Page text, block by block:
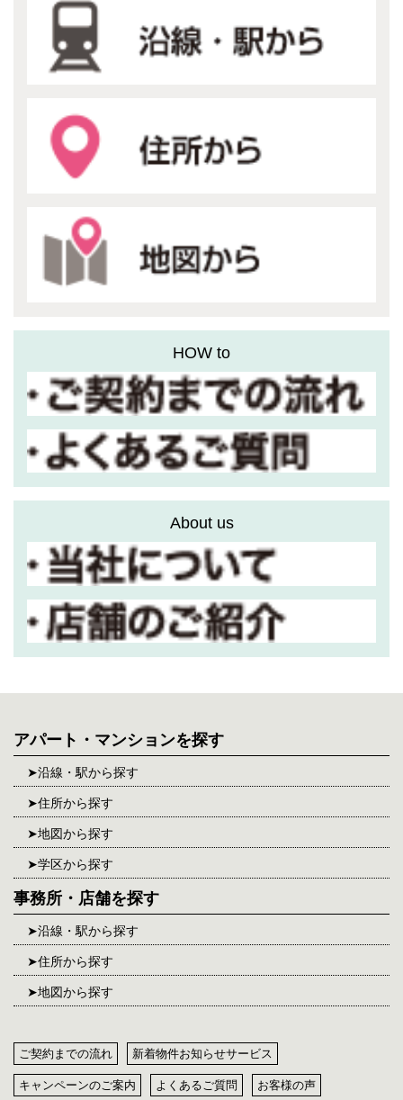
HOW to
About us
アパート・マンションを探す
沿線・駅から探す
住所から探す
地図から探す
学区から探す
事務所・店舗を探す
沿線・駅から探す
住所から探す
地図から探す
ご契約までの流れ 新着物件お知らせサービス
キャンペーンのご案内 よくあるご質問 お客様の声